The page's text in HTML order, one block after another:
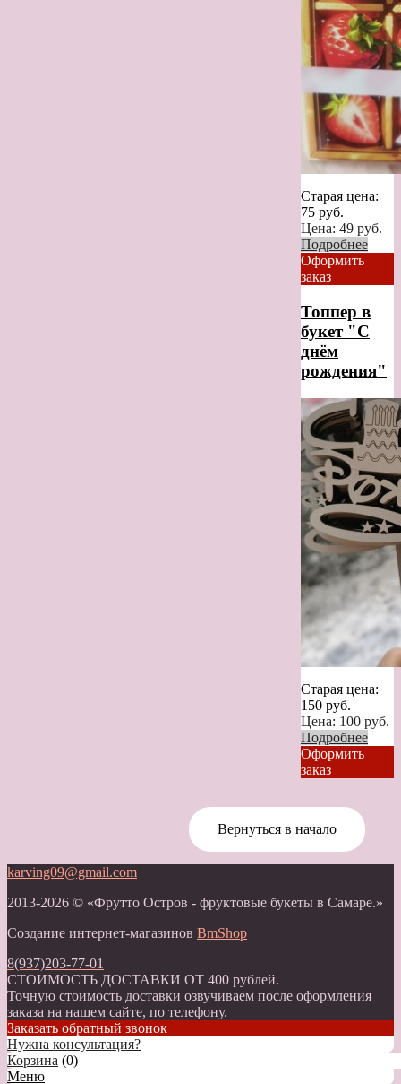
Старая цена:
75 руб.
Цена: 49 руб.
Подробнее
Оформить
заказ
Топпер в
букет "С
днём
рождения"
Старая цена:
150 руб.
Цена: 100 руб.
Подробнее
Оформить
заказ
Вернуться в начало
karving09@gmail.com
2013-2026 © «Фрутто Остров - фруктовые букеты в Самаре.»
Создание интернет-магазинов BmShop
8(937)203-77-01
СТОИМОСТЬ ДОСТАВКИ ОТ 400 рублей.
Точную стоимость доставки озвучиваем после оформления
заказа на нашем сайте, по телефону.
Заказать обратный звонок
Нужна консультация?
Корзина (0)
Меню